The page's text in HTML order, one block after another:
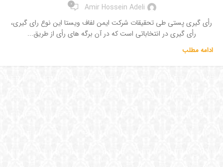
Amir Hossein Adeli
0
رأی گیری پستی طی تحقیقات شرکت ایمن لفاف ویستا این نوع رای گیری،
رأی گیری در انتخاباتی است که در آن برگه های رأی از طریق...
ادامه مطلب